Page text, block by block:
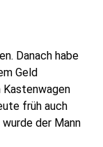
Danach habe
Geld
früh auch
der Mann